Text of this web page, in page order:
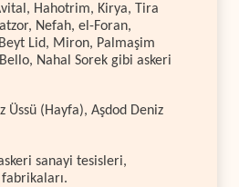
Hahotrim, Kirya, Tira
Nefah, el-Foran,
Lid, Miron, Palmaşim
Nahal Sorek gibi askeri
Üssü (Hayfa), Aşdod Deniz
sanayi tesisleri,